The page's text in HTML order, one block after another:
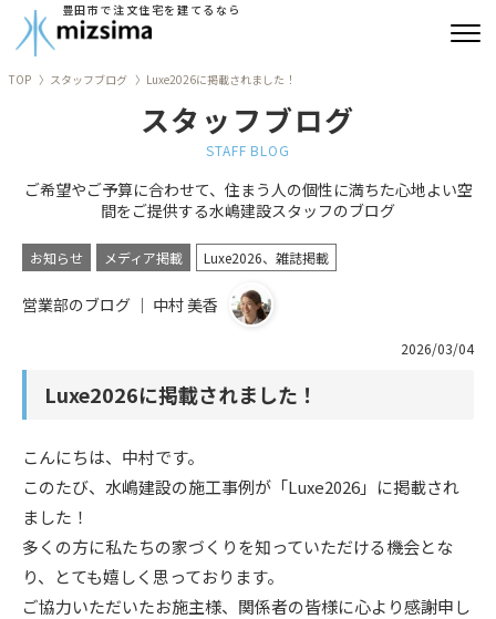
豊田市で注文住宅を建てるなら
リフォーム
古民家再生
建築実績
ニュース
イベント情報
TOP スタッフブログ Luxe2026に掲載されました！
スタッフブログ
STAFF BLOG
ご希望やご予算に合わせて、住まう人の個性に満ちた心地よい空
間をご提供する水嶋建設スタッフのブログ
お知らせ メディア掲載 Luxe2026、雑誌掲載
営業部のブログ ｜ 中村 美香
2026/03/04
Luxe2026に掲載されました！
こんにちは、中村です。
このたび、水嶋建設の施工事例が「Luxe2026」に掲載され
ました！
多くの方に私たちの家づくりを知っていただける機会とな
り、とても嬉しく思っております。
ご協力いただいたお施主様、関係者の皆様に心より感謝申し